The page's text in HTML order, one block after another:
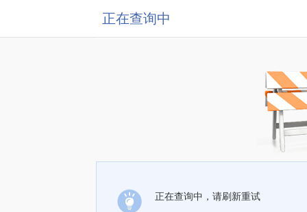
正在查询中
正在查询中，请刷新重试